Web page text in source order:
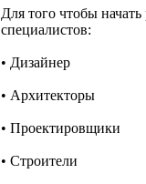
Для того чтобы
специалистов:
• Дизайнер
• Архитекторы
• Проектировщики
• Строители